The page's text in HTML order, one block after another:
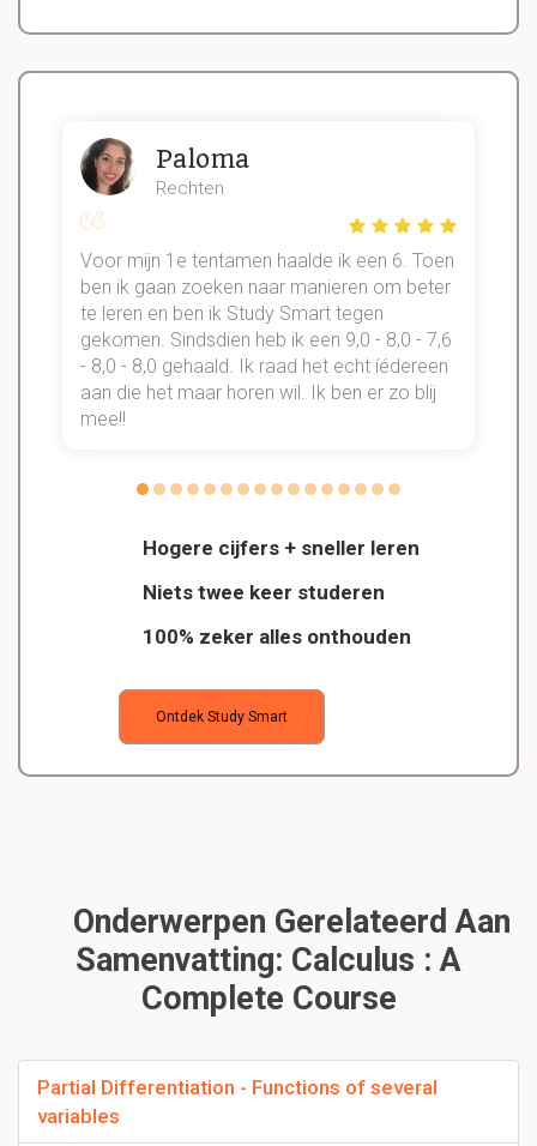
Hogere cijfers + sneller leren
Niets twee keer studeren
100% zeker alles onthouden
Ontdek Study Smart
Paloma
Rechten
Voor mijn 1e tentamen haalde ik een 6. Toen
ben ik gaan zoeken naar manieren om beter
te leren en ben ik Study Smart tegen
gekomen. Sindsdien heb ik een 9,0 - 8,0 - 7,6
- 8,0 - 8,0 gehaald. Ik raad het echt íédereen
aan die het maar horen wil. Ik ben er zo blij
mee!!
Onderwerpen Gerelateerd Aan
Samenvatting: Calculus : A
Complete Course
Partial Differentiation - Functions of several
variables